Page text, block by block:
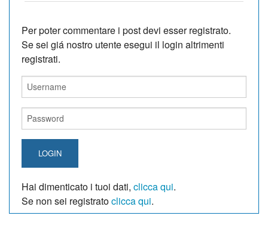
Per poter commentare i post devi esser registrato.
Se sei giá nostro utente esegui il login altrimenti
registrati.
LOGIN
Hai dimenticato i tuoi dati, clicca qui.
Se non sei registratoclicca qui.